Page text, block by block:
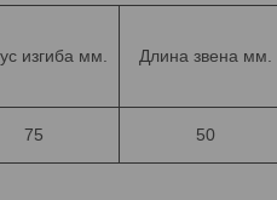
изгиба мм. Длина звена мм.
75 50